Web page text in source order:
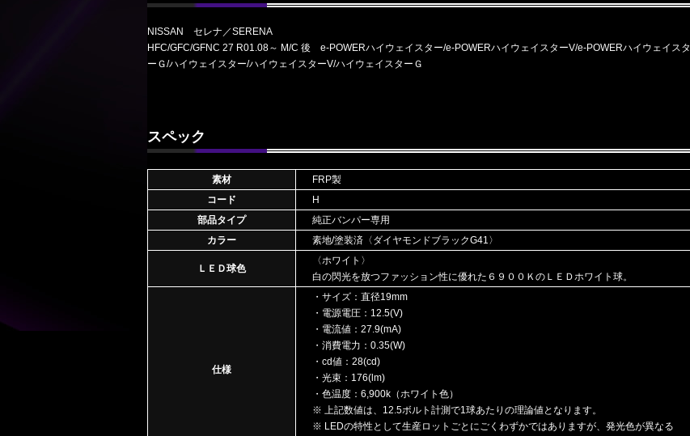
NISSAN セレナ／SERENA
HFC/GFC/GFNC 27 R01.08～ M/C 後 e-POWERハイウェイスター/e-POWERハイウェイスターV/e-POWERハイウェイスタ
ーＧ/ハイウェイスター/ハイウェイスターV/ハイウェイスターＧ
スペック
素材
FRP製
コード
H
部品タイプ
純正バンパー専用
カラー
素地/塗装済〈ダイヤモンドブラックG41〉
ＬＥＤ球色
〈ホワイト〉
白の閃光を放つファッション性に優れた６９００ＫのＬＥＤホワイト球。
仕様
・サイズ：直径19mm
・電源電圧：12.5(V)
・電流値：27.9(mA)
・消費電力：0.35(W)
・cd値：28(cd)
・光束：176(lm)
・色温度：6,900k（ホワイト色）
※ 上記数値は、12.5ボルト計測で1球あたりの理論値となります。
※ LEDの特性として生産ロットごとにごくわずかではありますが、発光色が異なる